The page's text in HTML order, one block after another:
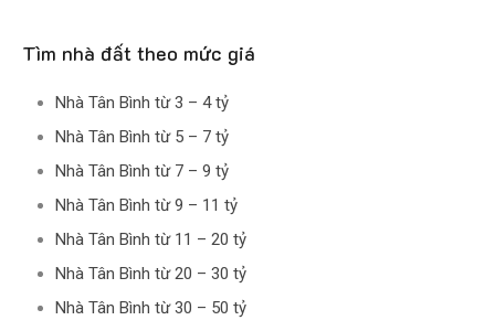
Tìm nhà đất theo mức giá
Nhà Tân Bình từ 3 – 4 tỷ
Nhà Tân Bình từ 5 – 7 tỷ
Nhà Tân Bình từ 7 – 9 tỷ
Nhà Tân Bình từ 9 – 11 tỷ
Nhà Tân Bình từ 11 – 20 tỷ
Nhà Tân Bình từ 20 – 30 tỷ
Nhà Tân Bình từ 30 – 50 tỷ